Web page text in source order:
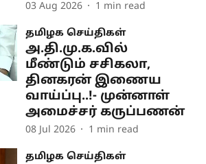
03 Aug 2026 1 min read
தமிழக செய்திகள்
அ.தி.மு.க.வில்
மீண்டும் சசிகலா,
தினகரன் இணைய
வாய்ப்பு..!- முன்னாள்
அமைச்சர் கருப்பணன்
08 Jul 2026 1 min read
தமிழக செய்திகள்